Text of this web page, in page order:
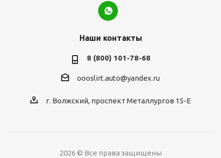
Наши контакты
8 (800) 101-78-68
oooslirt.auto@yandex.ru
г. Волжский, проспект Металлургов 15-Е
2026 © Все права защищены